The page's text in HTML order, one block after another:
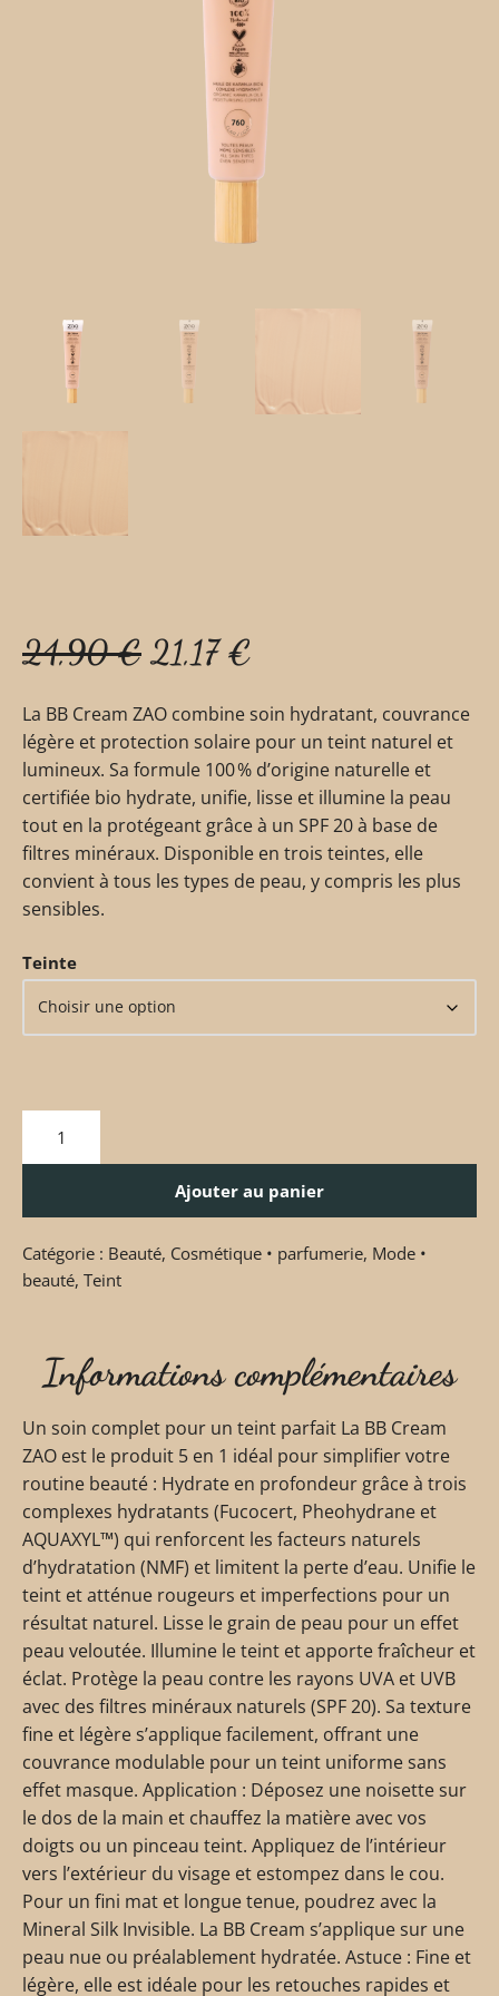
24,90€ 21,17€
La BB Cream ZAO combine soin hydratant, couvrance
légère et protection solaire pour un teint naturel et
lumineux. Sa formule 100 % d’origine naturelle et
certifiée bio hydrate, unifie, lisse et illumine la peau
tout en la protégeant grâce à un SPF 20 à base de
filtres minéraux. Disponible en trois teintes, elle
convient à tous les types de peau, y compris les plus
sensibles.
Teinte
Ajouter au panier
Catégorie : Beauté, Cosmétique • parfumerie, Mode •
beauté, Teint
Informations complémentaires
Un soin complet pour un teint parfait La BB Cream
ZAO est le produit 5 en 1 idéal pour simplifier votre
routine beauté : Hydrate en profondeur grâce à trois
complexes hydratants (Fucocert, Pheohydrane et
AQUAXYL™) qui renforcent les facteurs naturels
d’hydratation (NMF) et limitent la perte d’eau. Unifie le
teint et atténue rougeurs et imperfections pour un
résultat naturel. Lisse le grain de peau pour un effet
peau veloutée. Illumine le teint et apporte fraîcheur et
éclat. Protège la peau contre les rayons UVA et UVB
avec des filtres minéraux naturels (SPF 20). Sa texture
fine et légère s’applique facilement, offrant une
couvrance modulable pour un teint uniforme sans
effet masque. Application : Déposez une noisette sur
le dos de la main et chauffez la matière avec vos
doigts ou un pinceau teint. Appliquez de l’intérieur
vers l’extérieur du visage et estompez dans le cou.
Pour un fini mat et longue tenue, poudrez avec la
Mineral Silk Invisible. La BB Cream s’applique sur une
peau nue ou préalablement hydratée. Astuce : Fine et
légère, elle est idéale pour les retouches rapides et